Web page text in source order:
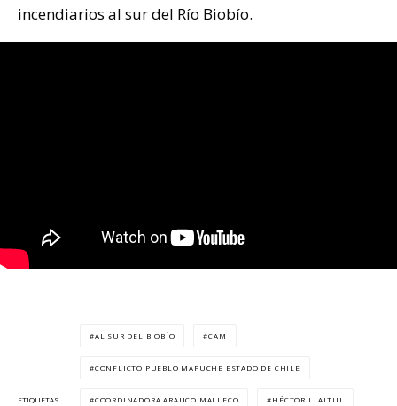
incendiarios al sur del Río Biobío.
ETIQUETAS
AL SUR DEL BIOBÍO CAM
CONFLICTO PUEBLO MAPUCHE ESTADO DE CHILE
COORDINADORA ARAUCO MALLECO HÉCTOR LLAITUL